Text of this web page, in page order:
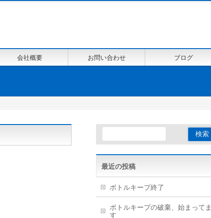
会社概要 お問い合わせ ブログ
最近の投稿
ボトルキープ終了
ボトルキープの破棄、始まってま
す